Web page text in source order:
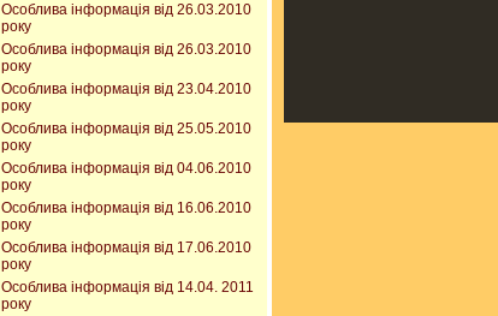
Особлива інформація від 26.03.2010
року
Особлива інформація від 26.03.2010
року
Особлива інформація від 23.04.2010
року
Особлива інформація від 25.05.2010
року
Особлива інформація від 04.06.2010
року
Особлива інформація від 16.06.2010
року
Особлива інформація від 17.06.2010
року
Особлива інформація від 14.04. 2011
року